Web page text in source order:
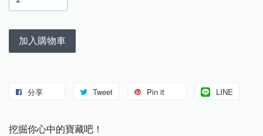
加入購物車
分享 Tweet Pin it LINE
挖掘你心中的寶藏吧！